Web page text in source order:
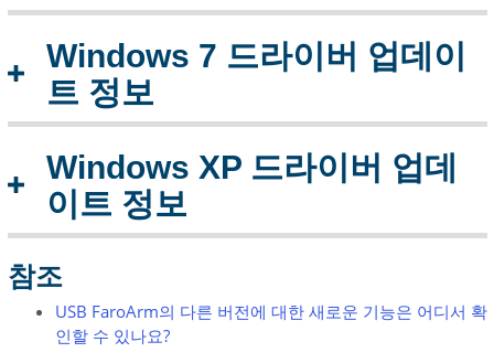
Windows 7 드라이버 업데이
트 정보
Windows XP 드라이버 업데
이트 정보
참조
USB FaroArm의 다른 버전에 대한 새로운 기능은 어디서 확
인할 수 있나요?